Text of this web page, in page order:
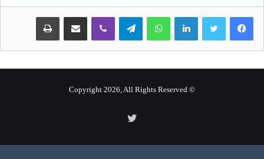
لينكدإن واتساب تيلقرام
© Copyright 2026, All Rights Reserved